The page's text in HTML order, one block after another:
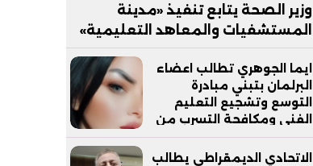
وزير الصحة يتابع تنفيذ «مدينة
المستشفيات والمعاهد التعليمية»
بالعاصمة الجديدة
ايما الجوهري تطالب اعضاء
البرلمان بتبني مبادرة
التوسع وتشجيع التعليم
الفني ومكافحة التسرب من
التعليم
الاتحادي الديمقراطي يطالب